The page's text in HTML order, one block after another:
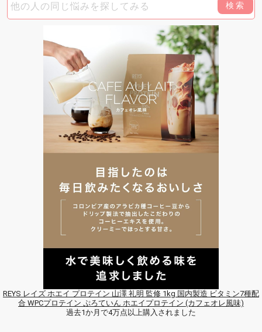
検索
REYS レイズ ホエイ プロテイン 山澤 礼明 監修 1kg 国内製造 ビタミン7種配
合 WPCプロテイン ぷろていん ホエイプロテイン (カフェオレ風味)
過去1か月で4万点以上購入されました